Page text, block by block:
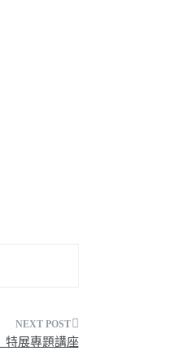
特展專題講座